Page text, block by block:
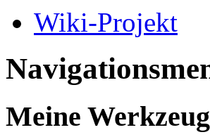
Wiki-Projekt
Meine